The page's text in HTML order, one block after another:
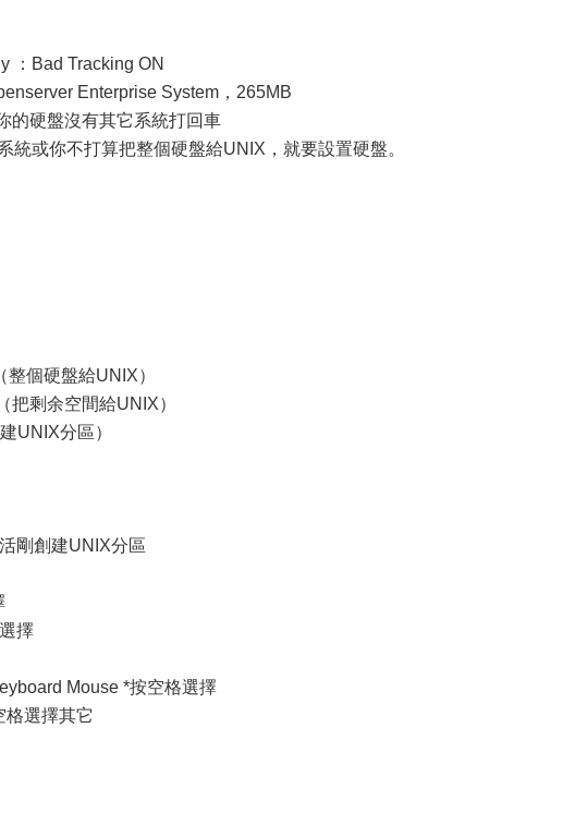
：Bad Tracking ON
Enterprise System，265MB
的硬盤沒有其它系統打回車
統或你不打算把整個硬盤給UNIX，就要設置硬盤。
個硬盤給UNIX）
把剩余空間給UNIX）
UNIX分區）
剛創建UNIX分區
擇
Mouse *按空格選擇
格選擇其它